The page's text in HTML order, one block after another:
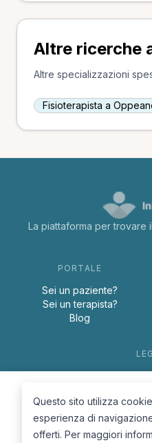
Altre ricerche
Altre specializzazioni
Fisioterapista a
La piattaforma per trovare
PORTALE
Sei un paziente?
Sei un terapista?
Blog
Questo sito utilizza
esperienza di
offerti. Per maggiori